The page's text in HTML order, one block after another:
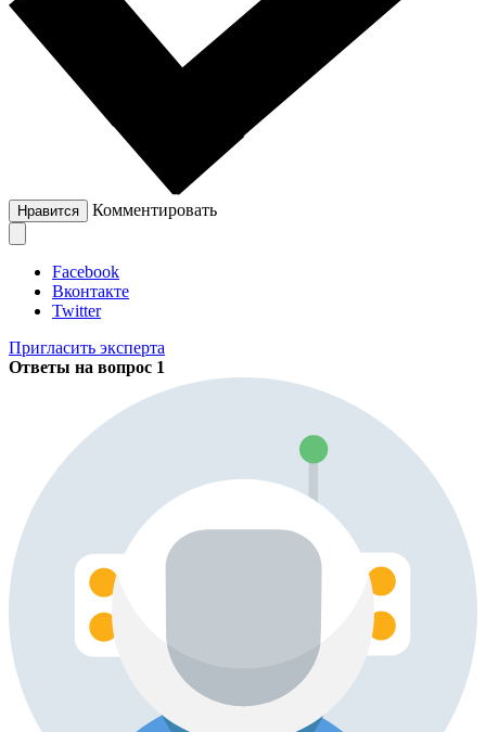
Нравится Комментировать
Facebook
Вконтакте
Twitter
Пригласить эксперта
Ответы на вопрос 1